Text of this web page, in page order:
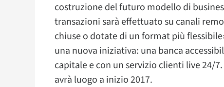
costruzione del futuro modello di
transazioni sarà effettuato su canali
chiuse o dotate di un format più
una nuova iniziativa: una banca
capitale e con un servizio clienti live 24/
avrà luogo a inizio 2017.